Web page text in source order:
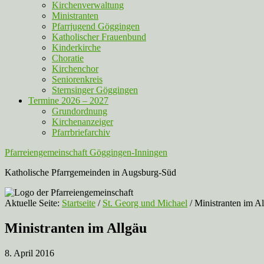
Kirchenverwaltung
Ministranten
Pfarrjugend Göggingen
Katholischer Frauenbund
Kinderkirche
Choratie
Kirchenchor
Seniorenkreis
Sternsinger Göggingen
Termine 2026 – 2027
Grundordnung
Kirchenanzeiger
Pfarrbriefarchiv
Pfarreiengemeinschaft Göggingen-Inningen
Katholische Pfarrgemeinden in Augsburg-Süd
Aktuelle Seite: Startseite / St. Georg und Michael /Ministranten im
Ministranten im Allgäu
8. April 2016